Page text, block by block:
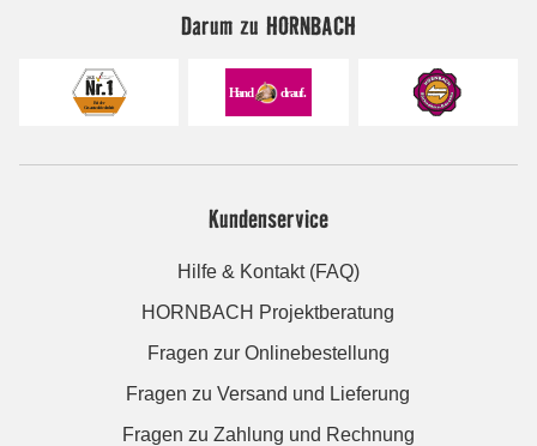
Darum zu HORNBACH
Kundenservice
Hilfe & Kontakt (FAQ)
HORNBACH Projektberatung
Fragen zur Onlinebestellung
Fragen zu Versand und Lieferung
Fragen zu Zahlung und Rechnung